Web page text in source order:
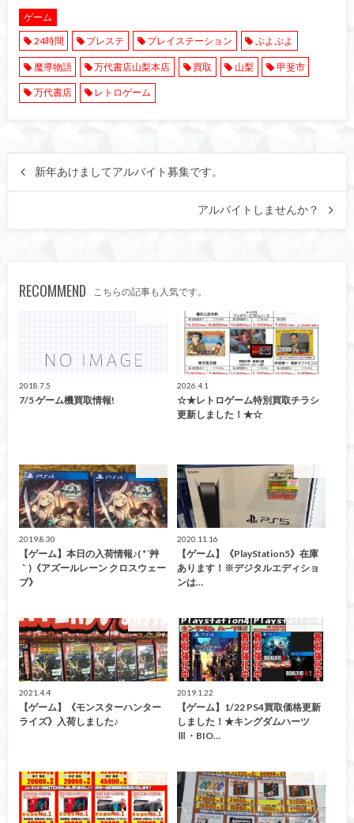
ゲーム
24時間
プレステ プレイステーション ぷよぷよ
魔導物語 万代書店山梨本店 買取 山梨 甲斐市
万代書店 レトロゲーム
新年あけましてアルバイト募集です。
アルバイトしませんか？
RECOMMEND こちらの記事も人気です。
2018.7.5
7/5 ゲーム機買取情報!
2026.4.1
☆★レトロゲーム特別買取チラシ
更新しました！★☆
2019.8.30
【ゲーム】本日の入荷情報♪( *´艸
｀)《アズールレーン クロスウェー
ブ》
2020.11.16
【ゲーム】《PlayStation5》在庫
あります！※デジタルエディショ
ンは…
2021.4.4
【ゲーム】《モンスターハンター
ライズ》入荷しました♪
買取告知
2019.1.22
【ゲーム】1/22 PS4買取価格更新
しました！★キングダムハーツ
Ⅲ・BIO…
買取告知